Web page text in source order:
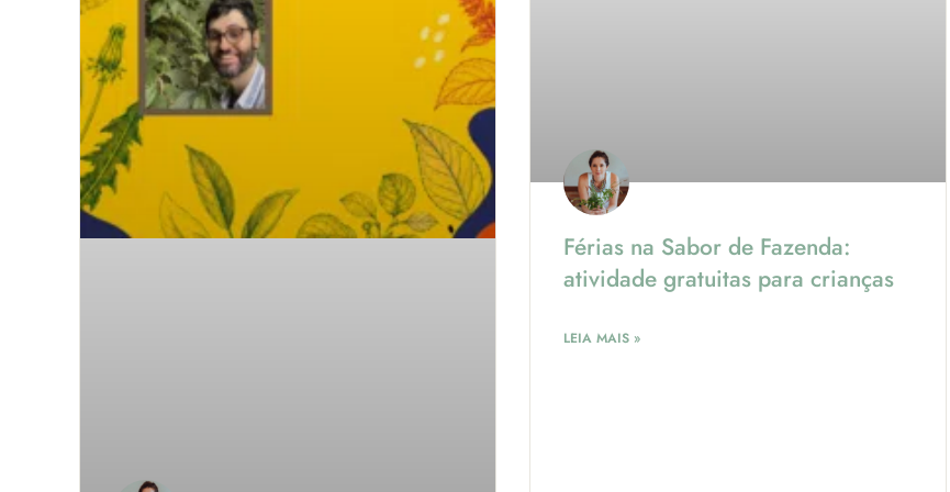
Férias na Sabor de Fazenda:
atividade gratuitas para crianças
LEIA MAIS »